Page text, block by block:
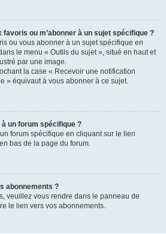
ou m’abonner à un sujet spécifique ?
ou vous abonner à un sujet spécifique en
le menu « Outils du sujet », situé en haut et
par une image.
la case « Recevoir une notification
» équivaut à vous abonner à ce sujet.
un forum spécifique ?
forum spécifique en cliquant sur le lien
bas de la page du forum.
abonnements ?
veuillez vous rendre dans le panneau de
le lien vers vos abonnements.